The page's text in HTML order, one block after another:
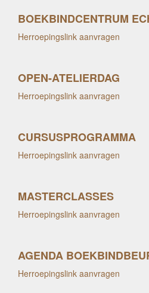
BOEKBINDCENTRUM
Herroepingslink aanvragen
OPEN-ATELIERDAG
Herroepingslink aanvragen
CURSUSPROGRAMMA
Herroepingslink aanvragen
MASTERCLASSES
Herroepingslink aanvragen
AGENDA
Herroepingslink aanvragen